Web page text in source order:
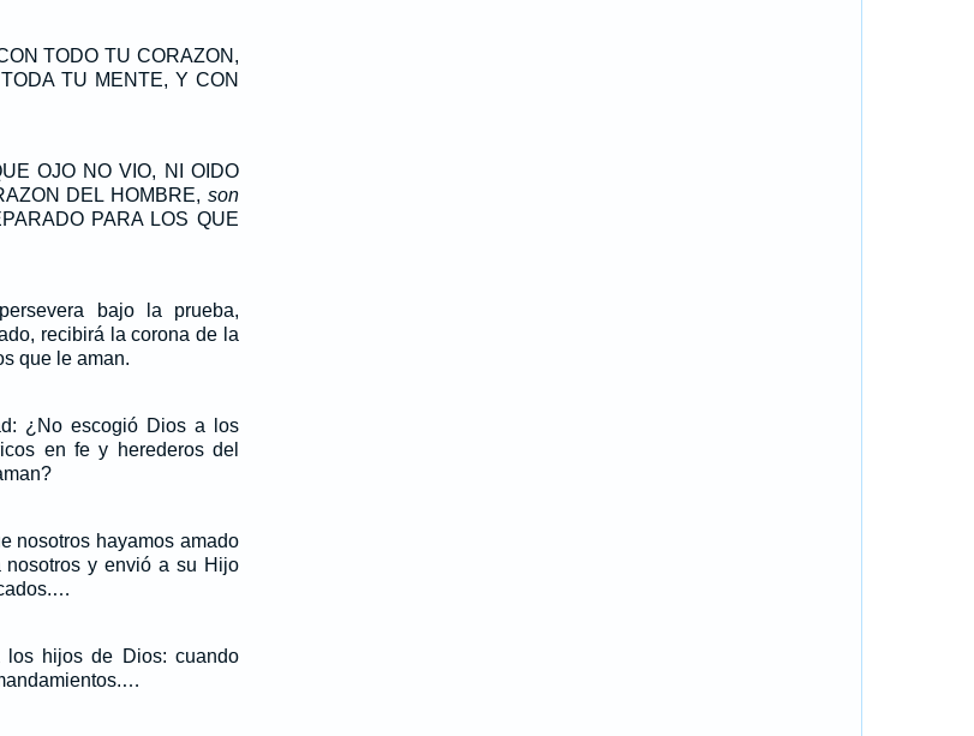
TODO TU CORAZON,
TU MENTE, Y CON
OJO NO VIO, NI OIDO
DEL HOMBRE, son
PARA LOS QUE
bajo la prueba,
recibirá la corona de la
que le aman.
¿No escogió Dios a los
en fe y herederos del
nosotros hayamos amado
y envió a su Hijo
los hijos de Dios: cuando